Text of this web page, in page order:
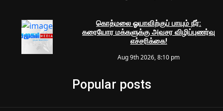
கொத்மலை ஓயாவிற்குப் பாயும் நீர்:
கரையோர மக்களுக்கு அவசர விழிப்புணர்வு
எச்சரிக்கை!
Aug 9th 2026, 8:10 pm
Popular posts